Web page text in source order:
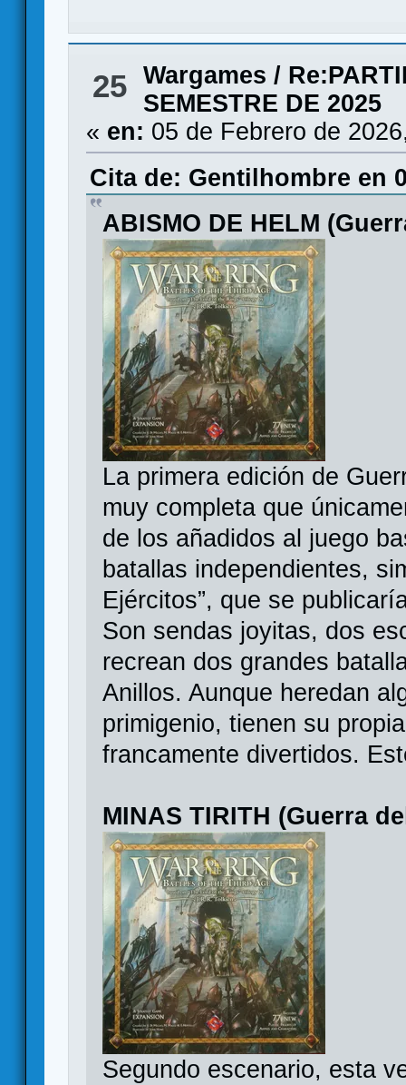
25 Wargames /
SEMESTRE DE 2025
« en: 05 de Febrero de
Cita de: Gentilhombre en
ABISMO DE HELM
La primera edición de
muy completa que
de los añadidos al juego
batallas independientes,
Ejércitos”, que se
Son sendas joyitas, dos
recrean dos grandes
Anillos. Aunque heredan
primigenio, tienen su
francamente divertidos.
MINAS TIRITH (Guerra
Segundo escenario, esta